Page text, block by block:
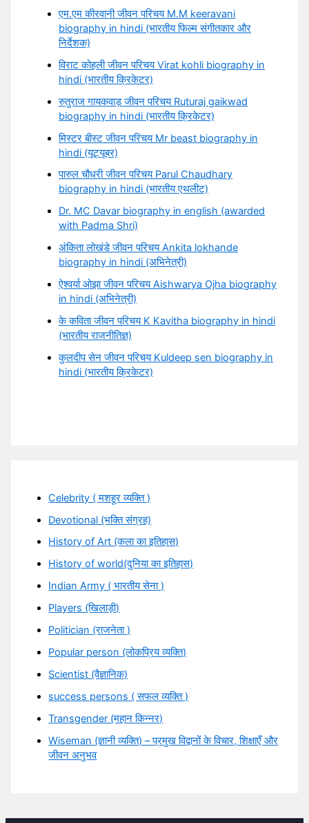
एम.एम कीरवानी जीवन परिचय M.M keeravani
biography in hindi (भारतीय फिल्म संगीतकार और
निर्देशक)
विराट कोहली जीवन परिचय Virat kohli biography in
hindi (भारतीय क्रिकेटर)
रुतुराज गायकवाड़ जीवन परिचय Ruturaj gaikwad
biography in hindi (भारतीय क्रिकेटर)
मिस्टर बीस्ट जीवन परिचय Mr beast biography in
hindi (यूट्यूबर)
पारुल चौधरी जीवन परिचय Parul Chaudhary
biography in hindi (भारतीय एथलीट)
Dr. MC Davar biography in english (awarded
with Padma Shri)
अंकिता लोखंडे जीवन परिचय Ankita lokhande
biography in hindi (अभिनेत्री)
ऐश्वर्या ओझा जीवन परिचय Aishwarya Ojha biography
in hindi (अभिनेत्री)
के कविता जीवन परिचय K Kavitha biography in hindi
(भारतीय राजनीतिज्ञ)
कुलदीप सेन जीवन परिचय Kuldeep sen biography in
hindi (भारतीय क्रिकेटर)
Celebrity ( मशहूर व्यक्ति )
Devotional (भक्ति संग्रह)
History of Art (कला का इतिहास)
History of world(दुनिया का इतिहास)
Indian Army ( भारतीय सेना )
Players (खिलाड़ी)
Politician (राजनेता )
Popular person (लोकप्रिय व्यक्ति)
Scientist (वैज्ञानिक)
success persons ( सफल व्यक्ति )
Transgender (महान किन्नर)
Wiseman (ज्ञानी व्यक्ति) – प्रमुख विद्वानों के विचार, शिक्षाएँ और
जीवन अनुभव